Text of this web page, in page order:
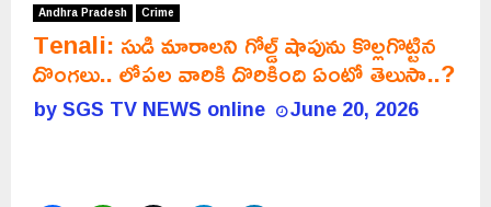
Andhra Pradesh Crime
Tenali: సుడి మారాలని గోల్డ్ షాపును కొల్లగొట్టిన
దొంగలు.. లోపల వారికి దొరికింది ఏంటో తెలుసా..?
bySGS TV NEWS online June 20, 2026